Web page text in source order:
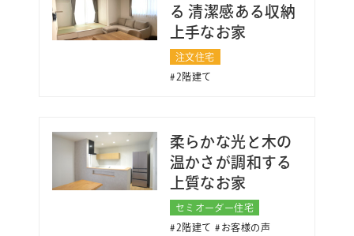
る 清潔感ある収納
上手なお家
注文住宅
2階建て
柔らかな光と木の
温かさが調和する
上質なお家
セミオーダー住宅
2階建て お客様の声